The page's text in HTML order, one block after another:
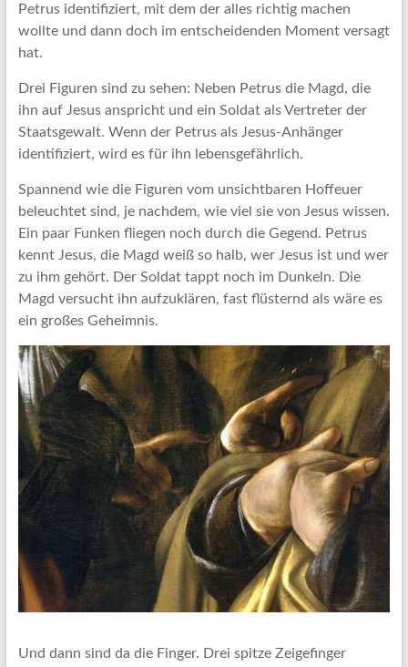
Petrus identifiziert, mit dem der alles richtig machen
wollte und dann doch im entscheidenden Moment versagt
hat.
Drei Figuren sind zu sehen: Neben Petrus die Magd, die
ihn auf Jesus anspricht und ein Soldat als Vertreter der
Staatsgewalt. Wenn der Petrus als Jesus-Anhänger
identifiziert, wird es für ihn lebensgefährlich.
Spannend wie die Figuren vom unsichtbaren Hoffeuer
beleuchtet sind, je nachdem, wie viel sie von Jesus wissen.
Ein paar Funken fliegen noch durch die Gegend. Petrus
kennt Jesus, die Magd weiß so halb, wer Jesus ist und wer
zu ihm gehört. Der Soldat tappt noch im Dunkeln. Die
Magd versucht ihn aufzuklären, fast flüsternd als wäre es
ein großes Geheimnis.
Und dann sind da die Finger. Drei spitze Zeigefinger